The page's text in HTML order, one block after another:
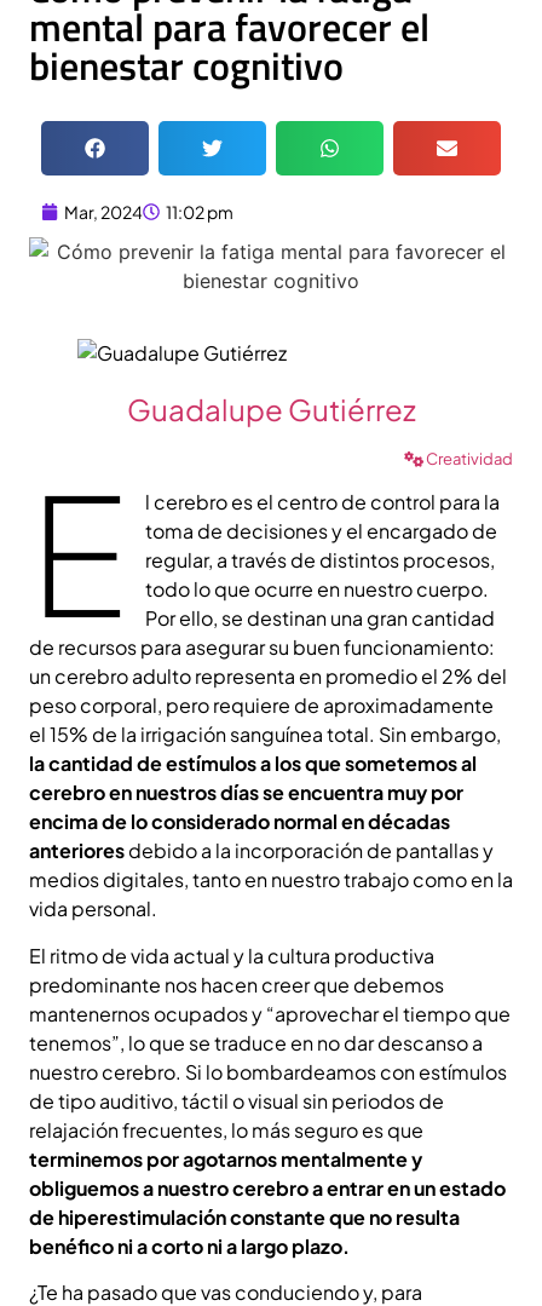
mental para favorecer el
bienestar cognitivo
Mar, 2024 11:02 pm
Guadalupe Gutiérrez
Creatividad
E
l cerebro es el centro de control para la
toma de decisiones y el encargado de
regular, a través de distintos procesos,
todo lo que ocurre en nuestro cuerpo.
Por ello, se destinan una gran cantidad
de recursos para asegurar su buen funcionamiento:
un cerebro adulto representa en promedio el 2% del
peso corporal, pero requiere de aproximadamente
el 15% de la irrigación sanguínea total. Sin embargo,
la cantidad de estímulos a los que sometemos al
cerebro en nuestros días se encuentra muy por
encima de lo considerado normal en décadas
anterioresdebido a la incorporación de pantallas y
medios digitales, tanto en nuestro trabajo como en la
vida personal.
El ritmo de vida actual y la cultura productiva
predominante nos hacen creer que debemos
mantenernos ocupados y “aprovechar el tiempo que
tenemos”, lo que se traduce en no dar descanso a
nuestro cerebro. Si lo bombardeamos con estímulos
de tipo auditivo, táctil o visual sin periodos de
relajación frecuentes, lo más seguro es que
terminemos por agotarnos mentalmente y
obliguemos a nuestro cerebro a entrar en un estado
de hiperestimulación constante que no resulta
benéfico ni a corto ni a largo plazo.
¿Te ha pasado que vas conduciendo y, para